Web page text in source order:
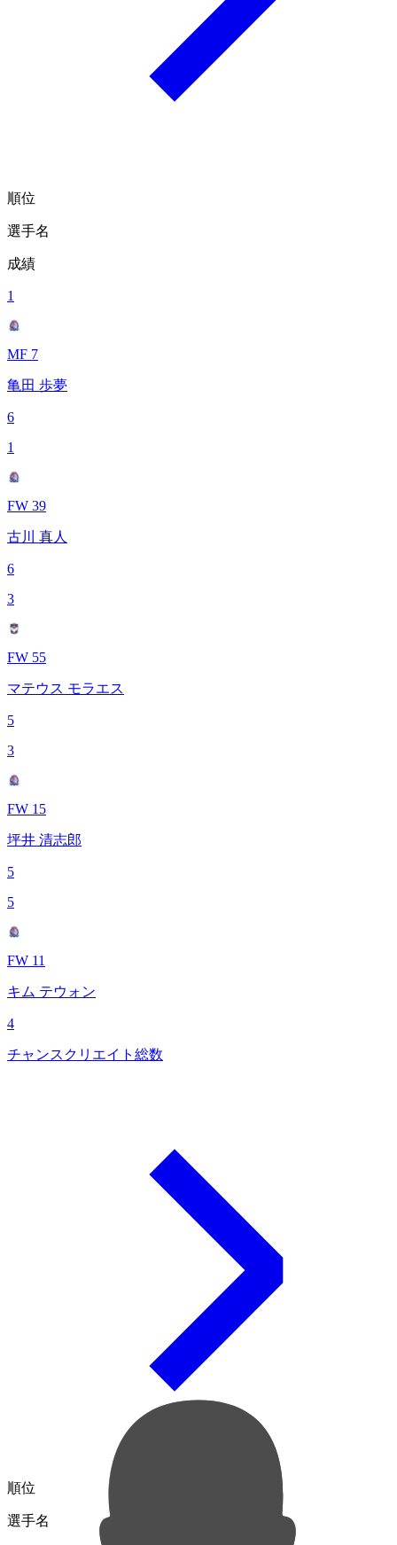
順位
選手名
成績
1
MF 7
亀田 歩夢
6
1
FW 39
古川 真人
6
3
FW 55
マテウス モラエス
5
3
FW 15
坪井 清志郎
5
5
FW 11
キム テウォン
4
チャンスクリエイト総数
順位
選手名